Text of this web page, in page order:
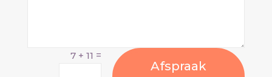
7 + 11 =
Afspraak